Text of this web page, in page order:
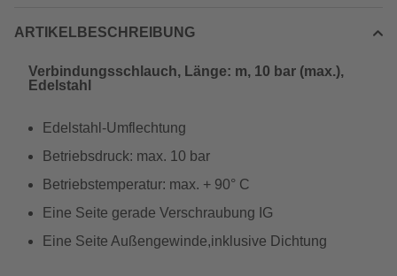
ARTIKELBESCHREIBUNG
Verbindungsschlauch, Länge: m, 10 bar (max.),
Edelstahl
Edelstahl-Umflechtung
Betriebsdruck: max. 10 bar
Betriebstemperatur: max. + 90° C
Eine Seite gerade Verschraubung IG
Eine Seite Außengewinde,inklusive Dichtung